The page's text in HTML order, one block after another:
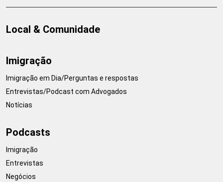
Local & Comunidade
Imigração
Imigração em Dia/Perguntas e respostas
Entrevistas/Podcast com Advogados
Notícias
Podcasts
Imigração
Entrevistas
Negócios